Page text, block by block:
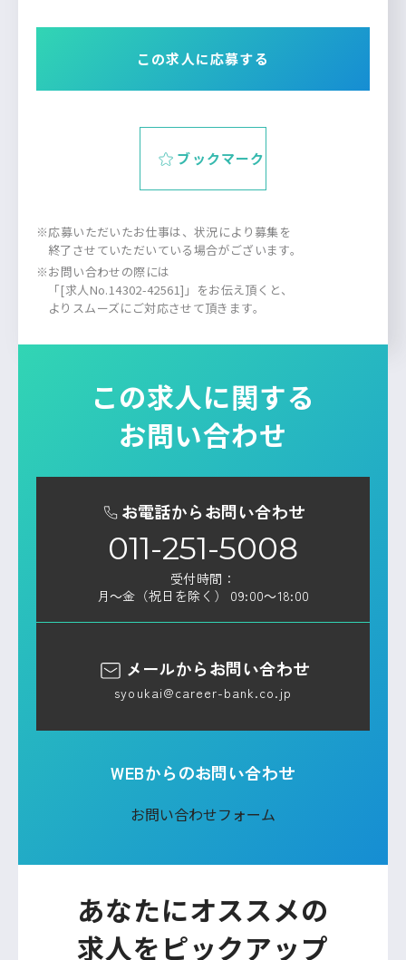
この求人に応募する
ブックマーク
※応募いただいたお仕事は、状況により募集を
終了させていただいている場合がございます。
※お問い合わせの際には
「[求人No.14302-42561]」をお伝え頂くと、
よりスムーズにご対応させて頂きます。
この求人に関する
お問い合わせ
お電話からお問い合わせ
011-251-5008
受付時間：
月～金（祝日を除く） 09:00～18:00
メールからお問い合わせ
syoukai@career-bank.co.jp
WEBからのお問い合わせ
お問い合わせフォーム
あなたにオススメの
求人をピックアップ